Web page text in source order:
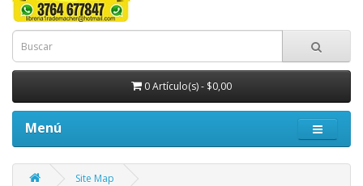
0 Artículo(s) - $0,00
Menú
Site Map